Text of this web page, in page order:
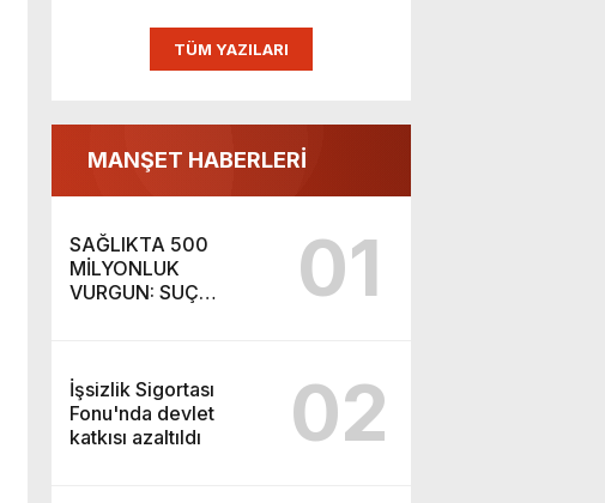
TÜM YAZILARI
MANŞET HABERLERİ
SAĞLIKTA 500
MİLYONLUK
VURGUN: SUÇ
01
İşsizlik Sigortası
Fonu'nda devlet
katkısı azaltıldı
02